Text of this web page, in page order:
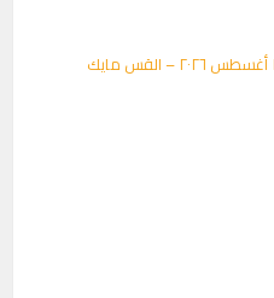
خدمة الكنيسة المباشر يوم الأحد ٢ أغسطس ٢٠٢٦ – القس مايك